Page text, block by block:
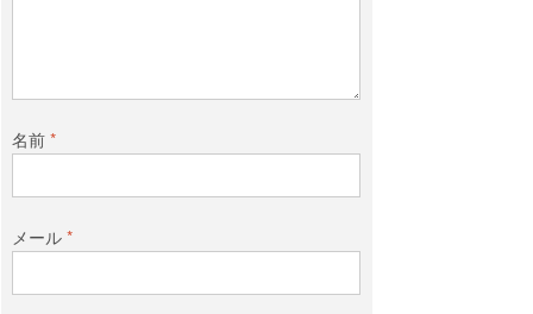
名前*
メール*